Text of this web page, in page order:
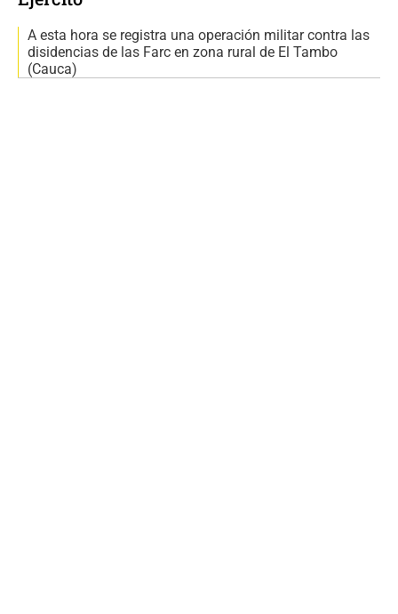
A esta hora se registra una operación militar contra las
disidencias de las Farc en zona rural de El Tambo
(Cauca)